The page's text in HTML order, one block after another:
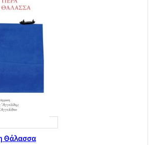
Θάλασσα